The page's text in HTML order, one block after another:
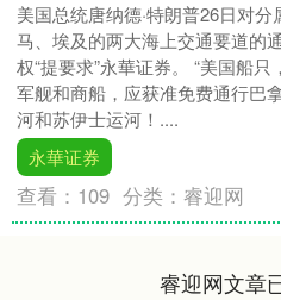
美国总统唐纳德·特朗普26日对分
马、埃及的两大海上交通要道的
权“提要求”永華证券。 “美国船只
军舰和商船，应获准免费通行巴
河和苏伊士运河！....
永華证券
查看： 109 分类：睿迎网
睿迎网文章